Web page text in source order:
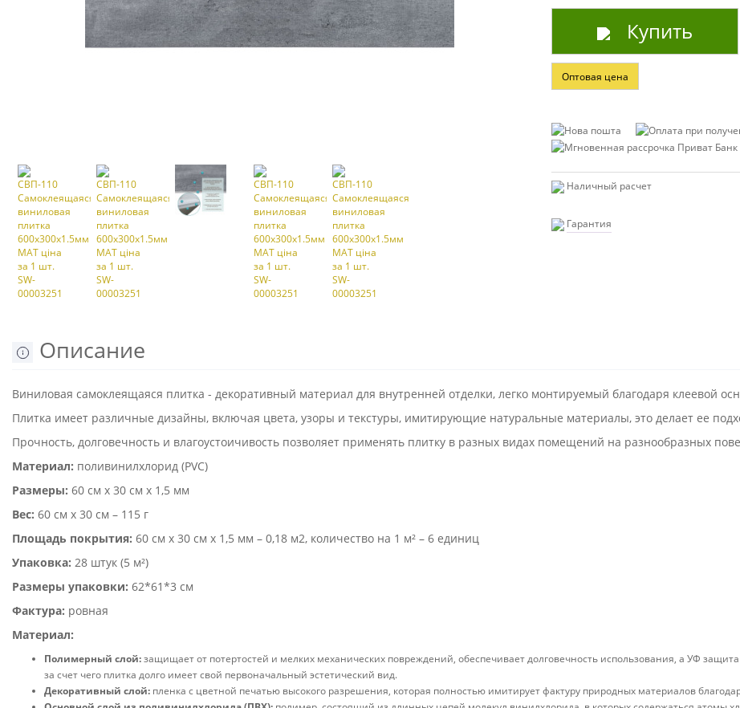
Купить
Оптовая цена
Наличный расчет
Гарантия
Описание
Виниловая самоклеящаяся плитка - декоративный материал для внутренней отделки, легко монтируемый благодаря клеевой
Плитка имеет различные дизайны, включая цвета, узоры и текстуры, имитирующие натуральные материалы, это делает ее
Прочность, долговечность и влагоустоичивость позволяет применять плитку в разных видах помещений на разнообразных
Материал: поливинилхлорид (PVC)
Размеры: 60 см х 30 см х 1,5 мм
Вес: 60 см х 30 см – 115 г
Площадь покрытия: 60 см х 30 см х 1,5 мм – 0,18 м2, количество на 1 м² – 6 единиц
Упаковка: 28 штук (5 м²)
Размеры упаковки: 62*61*3 см
Фактура: ровная
Материал:
Полимерный слой:защищает от потертостей и мелких механических повреждений, обеспечивает долговечность использования, а УФ
за счет чего плитка долго имеет свой первоначальный эстетический вид.
Декоративный слой: пленка с цветной печатью высокого разрешения, которая полностью имитирует фактуру природных материалов